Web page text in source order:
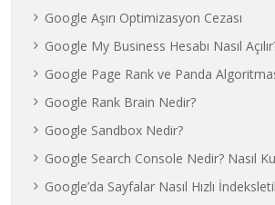
Google Aşırı Optimizasyon Cezası
Google My Business Hesabı Nasıl
Google Page Rank ve Panda
Google Rank Brain Nedir?
Google Sandbox Nedir?
Google Search Console Nedir? Nasıl
Google’da Sayfalar Nasıl Hızlı